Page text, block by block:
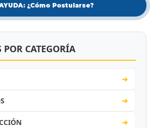
¿Cómo Postularse?
POR CATEGORÍA
➔
➔
➔